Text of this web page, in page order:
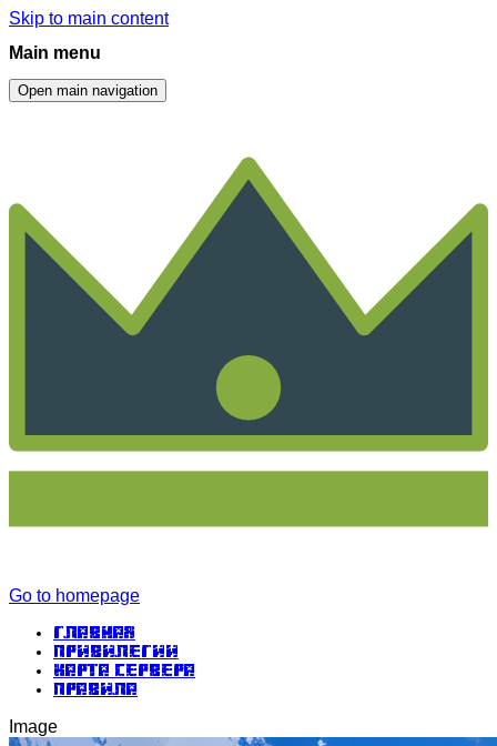
Skip to main content
Main menu
Open main navigation
Go to homepage
Главная
Привилегии
Карта сервера
Правила
Image